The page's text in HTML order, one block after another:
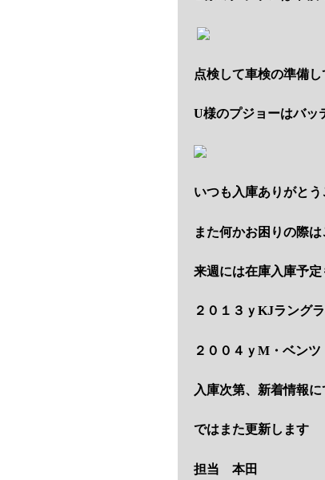
点検して車検の準備
U様のプジョーはバッ
いつも入庫ありがと
また何かお困りの際
来週には在庫入庫予定
２０１３ｙKJラング
２００４ｙM・ベン
入庫次第、新着情報
ではまた更新します
担当 本田